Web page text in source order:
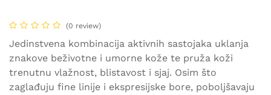
(0 review)
Jedinstvena kombinacija aktivnih sastojaka uklanja
znakove beživotne i umorne kože te pruža koži
trenutnu vlažnost, blistavost i sjaj. Osim što
zaglađuju fine linije i ekspresijske bore, poboljšavaju